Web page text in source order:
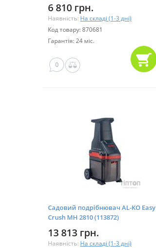
6 810 грн.
Наявність: На складі (1-3 дні)
Код товару: 870681
Гарантія: 24 міс.
0
Садовий подрібнювач AL-KO Easy
Crush MH 2810 (113872)
13 813 грн.
Наявність: На складі (1-3 дні)